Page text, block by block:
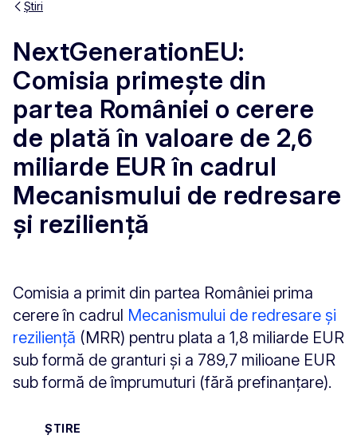
Știri
NextGenerationEU:
Comisia primește din
partea României o cerere
de plată în valoare de 2,6
miliarde EUR în cadrul
Mecanismului de redresare
și reziliență
Comisia a primit din partea României prima
cerere în cadrul Mecanismului de redresare și
reziliență (MRR) pentru plata a 1,8 miliarde EUR
sub formă de granturi și a 789,7 milioane EUR
sub formă de împrumuturi (fără prefinanțare).
ȘTIRE